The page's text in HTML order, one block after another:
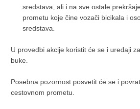
sredstava, ali i na sve ostale
prometu koje čine vozači bicikala i
sredstava.
U provedbi akcije koristit će se i uređaji
buke.
Posebna pozornost posvetit će se i
cestovnom prometu.